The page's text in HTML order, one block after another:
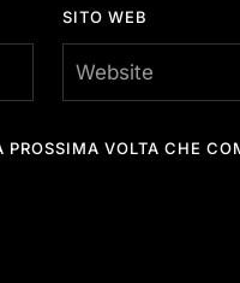
SITO WEB
VOLTA CHE